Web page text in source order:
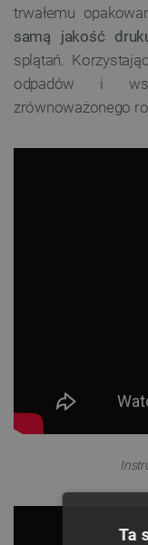
trwałemu
samą jakość
splątań.
odpadów i
zrównoważonego
Ta